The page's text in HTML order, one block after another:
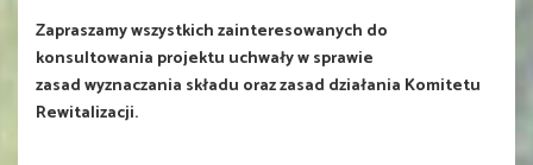
Zapraszamy wszystkich zainteresowanych do
konsultowania projektu uchwały w sprawie
zasad wyznaczania składu oraz zasad działania Komitetu
Rewitalizacji.